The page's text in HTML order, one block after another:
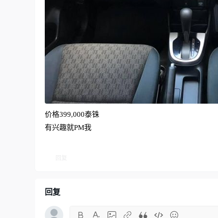
价格399,000泰铢
有兴趣就PM我
回复